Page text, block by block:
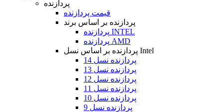
پردازنده
قیمت پردازنده
پردازنده بر اساس برند
پردازنده INTEL
پردازنده AMD
پردازنده بر اساس نسل Intel
پردازنده نسل 14
پردازنده نسل 13
پردازنده نسل 12
پردازنده نسل 11
پردازنده نسل 10
پردازنده نسل 9